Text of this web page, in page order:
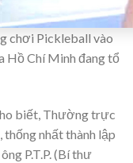
chơi Pickleball vào
Hồ Chí Minh đang tổ
biết, Thường trực
thống nhất thành lập
P.T.P. (Bí thư